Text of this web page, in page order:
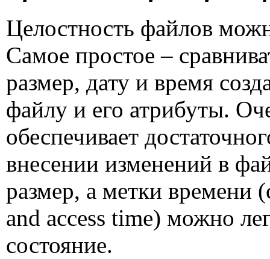
Целостность файлов
Самое простое –
размер, дату и время
файлу и его атрибуты.
обеспечивает
внесении изменений в
размер, а метки времени (
and access time) можно
состояние.